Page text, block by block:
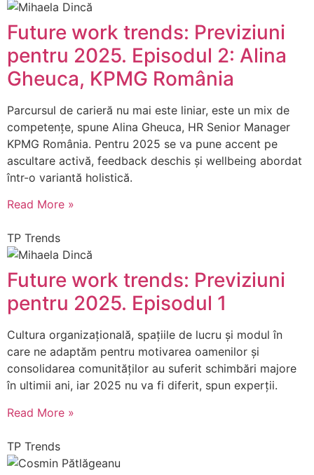
Future work trends: Previziuni
pentru 2025. Episodul 2: Alina
Gheuca, KPMG România
Parcursul de carieră nu mai este liniar, este un mix de
competențe, spune Alina Gheuca, HR Senior Manager
KPMG România. Pentru 2025 se va pune accent pe
ascultare activă, feedback deschis și wellbeing abordat
într-o variantă holistică.
Read More »
TP Trends
Future work trends: Previziuni
pentru 2025. Episodul 1
Cultura organizațională, spațiile de lucru și modul în
care ne adaptăm pentru motivarea oamenilor și
consolidarea comunităților au suferit schimbări majore
în ultimii ani, iar 2025 nu va fi diferit, spun experții.
Read More »
TP Trends